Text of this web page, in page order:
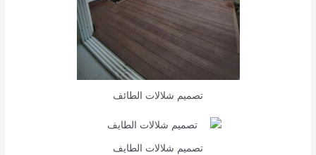
تصميم شلالات الطائف
تصميم شلالات الطايف